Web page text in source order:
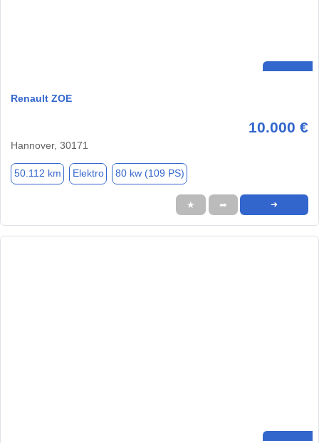
Renault ZOE
10.000 €
Hannover, 30171
50.112 km Elektro 80 kw (109 PS)
★ ➦ ➜